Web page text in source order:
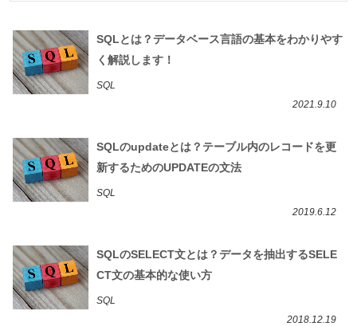
SQLとは？データベース言語の基本をわかりやす
く解説します！
SQL
2021.9.10
SQLのupdateとは？テーブル内のレコードを更
新するためのUPDATEの文法
SQL
2019.6.12
SQLのSELECT文とは？データを抽出するSELE
CT文の基本的な使い方
SQL
2018.12.19